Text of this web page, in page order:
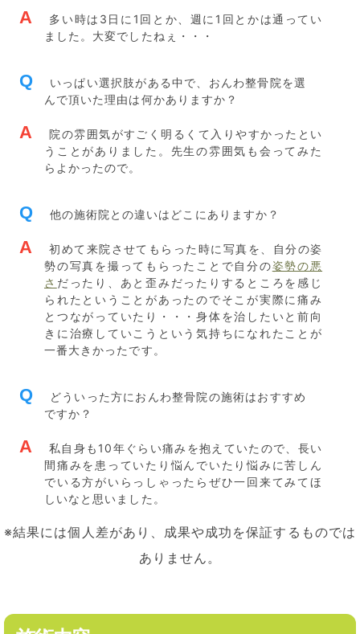
A
多い時は3日に1回とか、週に1回とかは通ってい
ました。大変でしたねぇ・・・
Q
いっぱい選択肢がある中で、おんわ整骨院を選
んで頂いた理由は何かありますか？
A
院の雰囲気がすごく明るくて入りやすかったとい
うことがありました。先生の雰囲気も会ってみた
らよかったので。
Q 他の施術院との違いはどこにありますか？
A
初めて来院させてもらった時に写真を、自分の姿
勢の写真を撮ってもらったことで自分の姿勢の悪
さ だったり、あと歪みだったりするところを感じ
られたということがあったのでそこが実際に痛み
とつながっていたり・・・身体を治したいと前向
きに治療していこうという気持ちになれたことが
一番大きかったです。
Q
どういった方におんわ整骨院の施術はおすすめ
ですか？
A
私自身も10年ぐらい痛みを抱えていたので、長い
間痛みを患っていたり悩んでいたり悩みに苦しん
でいる方がいらっしゃったらぜひ一回来てみてほ
しいなと思いました。
※結果には個人差があり、成果や成功を保証するものでは
ありません。